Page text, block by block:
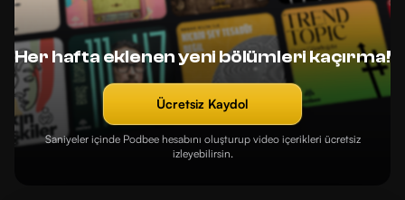
Her hafta eklenen yeni bölümleri kaçırma!
Ücretsiz Kaydol
Saniyeler içinde Podbee hesabını oluşturup video içerikleri ücretsiz
izleyebilirsin.